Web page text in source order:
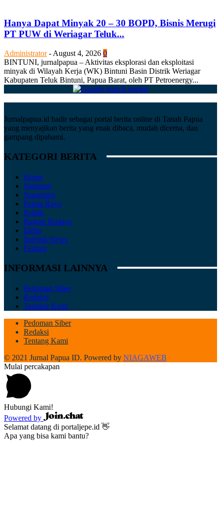
Hanya Dapat Minyak 20 – 30 BOPD, Bisnis Merugi
PT PUW di Weriagar Teluk...
Administrator - August 4, 2026 0
BINTUNI, jurnalpapua – Aktivitas eksplorasi dan eksploitasi
minyak di Wilayah Kerja (WK) Bintuni Basin Distrik Weriagar
Kabupaten Teluk Bintuni, Papua Barat, oleh PT Petroenergy...
Jurnalpapua.id hadir sebagai portal berita online di Tanah Papua
yang menyajikan berita yang enak dibaca, mudah dicerna, dan
gampang dipahami.
KATEGORI BERITA
Home
Nasional
Nusantara
Papua Raya
Politik
Ragam Budaya
Ekbis
Indepth News
Feature
INFORMASI LAINNYA
Pedoman Siber
Redaksi
Tentang Kami
Pedoman Siber
Redaksi
Tentang Kami
© 2021 Jurnal Papua ID. Powered by NIAGAWEB
Mulai percakapan
Hubungi Kami!
Powered by
Selamat datang di portaljepe.id 👋
Apa yang bisa kami bantu?